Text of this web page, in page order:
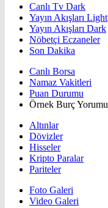
Canlı Tv Dark
Yayın Akışları Light
Yayın Akışları Dark
Nöbetçi Eczaneler
Son Dakika
Canlı Borsa
Namaz Vakitleri
Puan Durumu
Örnek Burç Yorumu
Altınlar
Dövizler
Hisseler
Kripto Paralar
Pariteler
Foto Galeri
Video Galeri